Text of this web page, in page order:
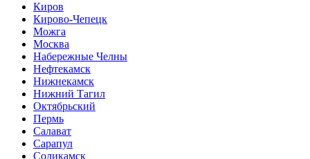
Киров
Кирово-Чепецк
Можга
Москва
Набережные Челны
Нефтекамск
Нижнекамск
Нижний Тагил
Октябрьский
Пермь
Салават
Сарапул
Соликамск